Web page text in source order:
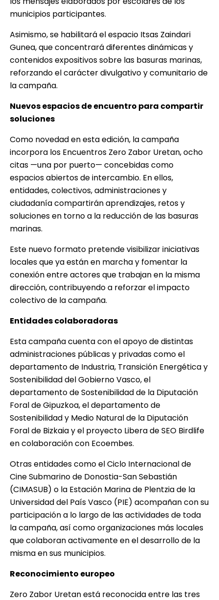
municipios participantes.
Asimismo, se habilitará el espacio Itsas Zaindari
Gunea, que concentrará diferentes dinámicas y
contenidos expositivos sobre las basuras marinas,
reforzando el carácter divulgativo y comunitario de
la campaña.
Nuevos espacios de encuentro para compartir
soluciones
Como novedad en esta edición, la campaña
incorpora los Encuentros Zero Zabor Uretan, ocho
citas —una por puerto— concebidas como
espacios abiertos de intercambio. En ellos,
entidades, colectivos, administraciones y
ciudadanía compartirán aprendizajes, retos y
soluciones en torno a la reducción de las basuras
marinas.
Este nuevo formato pretende visibilizar iniciativas
locales que ya están en marcha y fomentar la
conexión entre actores que trabajan en la misma
dirección, contribuyendo a reforzar el impacto
colectivo de la campaña.
Entidades colaboradoras
Esta campaña cuenta con el apoyo de distintas
administraciones públicas y privadas como el
departamento de Industria, Transición Energética y
Sostenibilidad del Gobierno Vasco, el
departamento de Sostenibilidad de la Diputación
Foral de Gipuzkoa, el departamento de
Sostenibilidad y Medio Natural de la Diputación
Foral de Bizkaia y el proyecto Libera de SEO Birdlife
en colaboración con Ecoembes.
Otras entidades como el Ciclo Internacional de
Cine Submarino de Donostia-San Sebastián
(CIMASUB) o la Estación Marina de Plentzia de la
Universidad del País Vasco (PIE) acompañan con su
participación a lo largo de las actividades de toda
la campaña, así como organizaciones más locales
que colaboran activamente en el desarrollo de la
misma en sus municipios.
Reconocimiento europeo
Zero Zabor Uretan está reconocida entre las tres